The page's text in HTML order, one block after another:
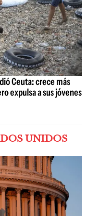
Ceuta: crece más
expulsa a sus jóvenes
UNIDOS